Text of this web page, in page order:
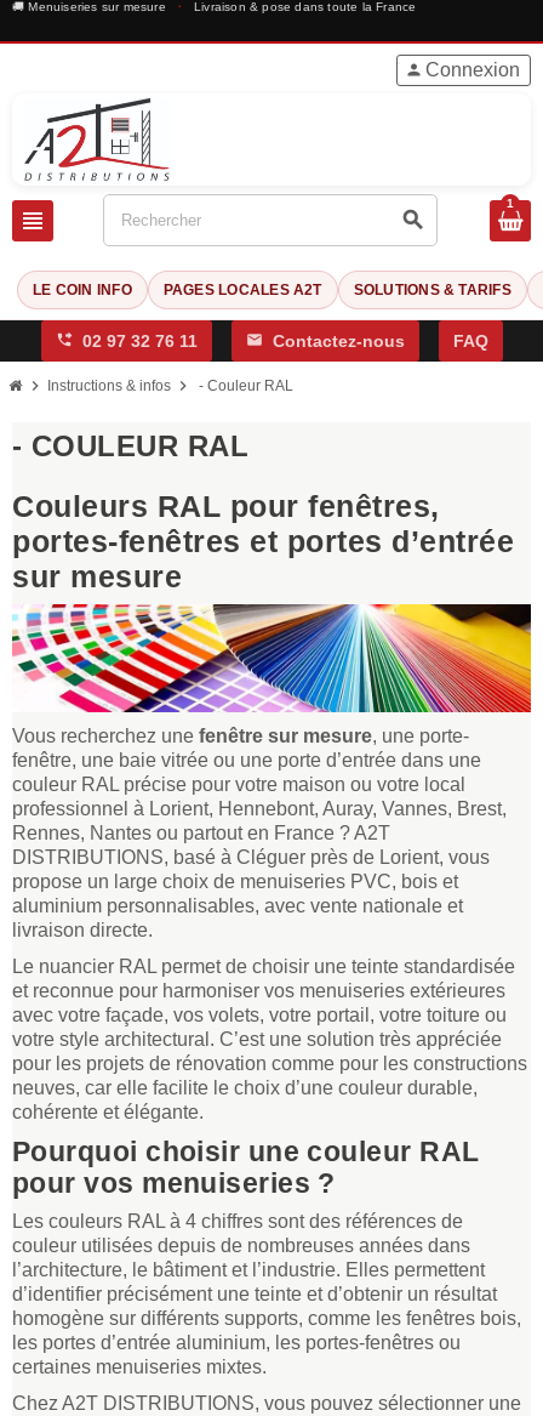
🚚 Menuiseries sur mesure · Livraison & pose dans toute la France
view_headline search
person Connexion
1
LE COIN INFO PAGES LOCALES A2T SOLUTIONS & TARIFS
phone_forwarded 02 97 32 76 11 mail Contactez-nous FAQ
chevron_right Instructions & infos chevron_right - Couleur RAL
- COULEUR RAL
Couleurs RAL pour fenêtres,
portes-fenêtres et portes d’entrée
sur mesure
Vous recherchez une fenêtre sur mesure, une porte-
fenêtre, une baie vitrée ou une porte d’entrée dans une
couleur RAL précise pour votre maison ou votre local
professionnel à Lorient, Hennebont, Auray, Vannes, Brest,
Rennes, Nantes ou partout en France ? A2T
DISTRIBUTIONS, basé à Cléguer près de Lorient, vous
propose un large choix de menuiseries PVC, bois et
aluminium personnalisables, avec vente nationale et
livraison directe.
Le nuancier RAL permet de choisir une teinte standardisée
et reconnue pour harmoniser vos menuiseries extérieures
avec votre façade, vos volets, votre portail, votre toiture ou
votre style architectural. C’est une solution très appréciée
pour les projets de rénovation comme pour les constructions
neuves, car elle facilite le choix d’une couleur durable,
cohérente et élégante.
Pourquoi choisir une couleur RAL
pour vos menuiseries ?
Les couleurs RAL à 4 chiffres sont des références de
couleur utilisées depuis de nombreuses années dans
l’architecture, le bâtiment et l’industrie. Elles permettent
d’identifier précisément une teinte et d’obtenir un résultat
homogène sur différents supports, comme les fenêtres bois,
les portes d’entrée aluminium, les portes-fenêtres ou
certaines menuiseries mixtes.
Chez A2T DISTRIBUTIONS, vous pouvez sélectionner une